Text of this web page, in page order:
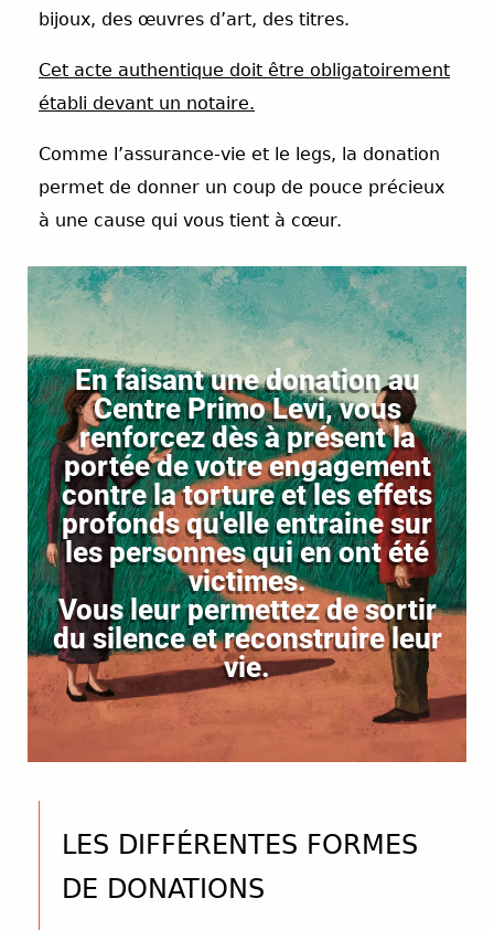
bijoux, des œuvres d’art, des titres.
Cet acte authentique doit être obligatoirement
établi devant un notaire.
Comme l’assurance-vie et le legs, la donation
permet de donner un coup de pouce précieux
à une cause qui vous tient à cœur.
En faisant une donation au
Centre Primo Levi, vous
renforcez dès à présent la
portée de votre engagement
contre la torture et les effets
profonds qu'elle entraine sur
les personnes qui en ont été
victimes.
Vous leur permettez de sortir
du silence et reconstruire leur
vie.
LES DIFFÉRENTES FORMES
DE DONATIONS